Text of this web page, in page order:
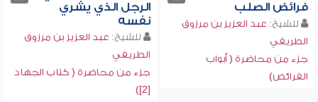
فرائض الصلب
للشيخ: عبد العزيز بن مرزوق
الطريفي
جزء من محاضرة ( أبواب
الفرائض)
الرجل الذي يشري
نفسه
للشيخ: عبد العزيز بن مرزوق
الطريفي
جزء من محاضرة ( كتاب الجهاد
[2])